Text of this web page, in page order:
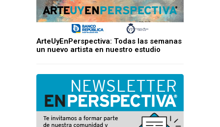
ArteUyEnPerspectiva: Todas las semanas
un nuevo artista en nuestro estudio